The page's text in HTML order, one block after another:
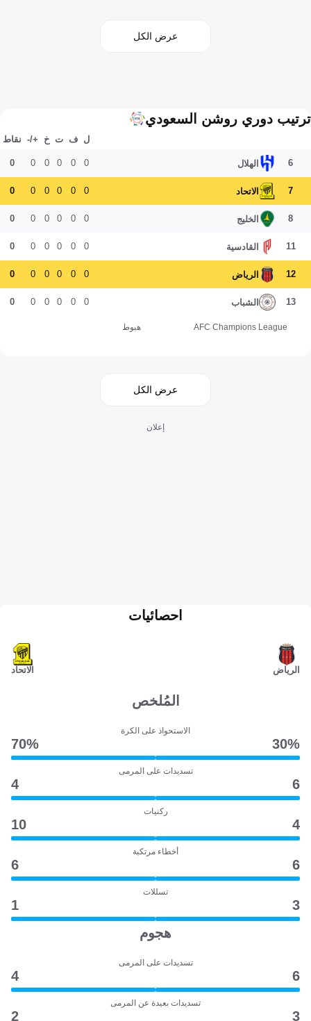
عرض الكل
ترتيب دوري روشن السعودي
ل ف ت خ +/- نقاط
6 الهلال 0
0
0
0
0
0
7 الاتحاد 0
0
0
0
0
0
8 الخليج 0
0
0
0
0
0
11 القادسية 0
0
0
0
0
0
12 الرياض 0
0
0
0
0
0
13 الشباب 0
0
0
0
0
0
AFC Champions League هبوط
عرض الكل
إعلان
الرياض
احصائيات
الاتحاد
المُلخص
الاستحواذ على الكرة
30‎%‎
70‎%‎
تسديدات على المرمى
6
4
ركنيات
4
10
أخطاء مرتكبة
6
6
تسللات
3
1
هجوم
تسديدات على المرمى
6
4
تسديدات بعيدة عن المرمى
3
2